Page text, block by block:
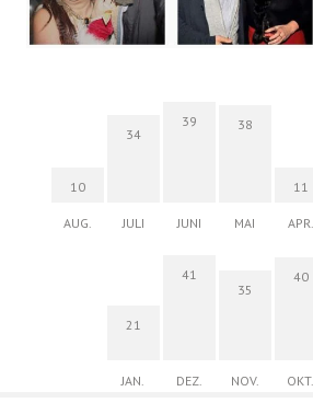
10
AUG.
34
JULI
39
JUNI
38
MAI
11
APR.
21
JAN.
41
DEZ.
35
NOV.
40
OKT.